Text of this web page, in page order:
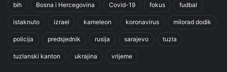
bih Bosna i Hercegovina Covid-19 fokus fudbal
istaknuto izrael kameleon koronavirus milorad dodik
policija predsjednik rusija sarajevo tuzla
tuzlanski kanton ukrajina vrijeme